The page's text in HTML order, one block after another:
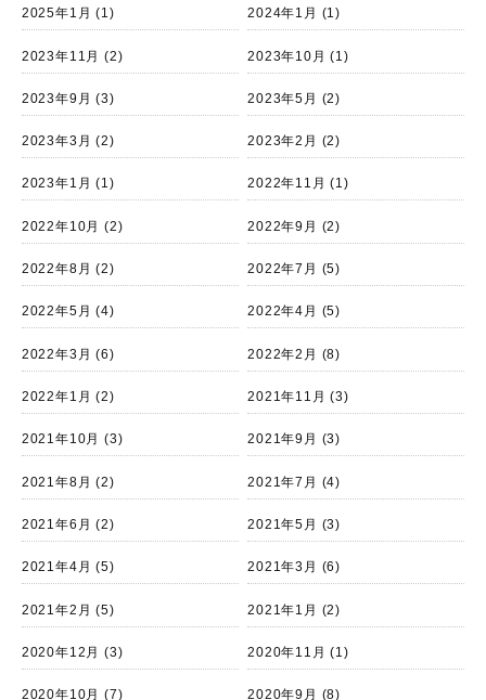
2025年1月 (1) 2024年1月 (1)
2023年11月 (2) 2023年10月 (1)
2023年9月 (3) 2023年5月 (2)
2023年3月 (2) 2023年2月 (2)
2023年1月 (1) 2022年11月 (1)
2022年10月 (2) 2022年9月 (2)
2022年8月 (2) 2022年7月 (5)
2022年5月 (4) 2022年4月 (5)
2022年3月 (6) 2022年2月 (8)
2022年1月 (2) 2021年11月 (3)
2021年10月 (3) 2021年9月 (3)
2021年8月 (2) 2021年7月 (4)
2021年6月 (2) 2021年5月 (3)
2021年4月 (5) 2021年3月 (6)
2021年2月 (5) 2021年1月 (2)
2020年12月 (3) 2020年11月 (1)
2020年10月 (7) 2020年9月 (8)